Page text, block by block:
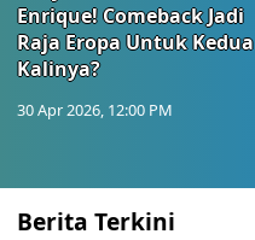
Enrique! Comeback Jadi
Raja Eropa Untuk Kedua
Kalinya?
30 Apr 2026, 12:00 PM
Berita Terkini